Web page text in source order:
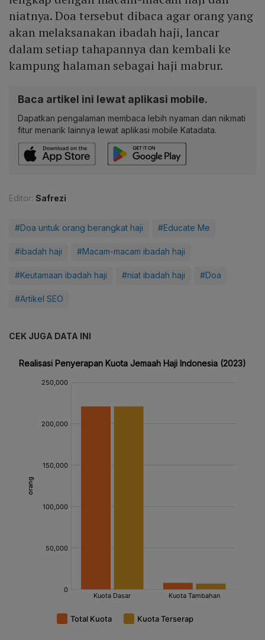
niatnya. Doa tersebut dibaca agar orang yang
akan melaksanakan ibadah haji, lancar
dalam setiap tahapannya dan kembali ke
kampung halaman sebagai haji mabrur.
Baca artikel ini lewat aplikasi mobile.
Dapatkan pengalaman membaca lebih nyaman dan nikmati
fitur menarik lainnya lewat aplikasi mobile Katadata.
Editor: Safrezi
#Doa untuk orang berangkat haji #Educate Me
#ibadah haji #Macam-macam ibadah haji
#Keutamaan ibadah haji #niat ibadah haji #Doa
#Artikel SEO
CEK JUGA DATA INI